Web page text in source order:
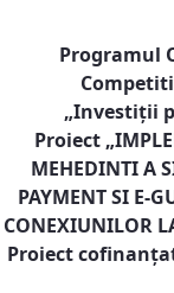
Programul
„Investiţii
Proiect „
MEHEDINTI A
PAYMENT SI E-
CONEXIUNILOR
Proiect